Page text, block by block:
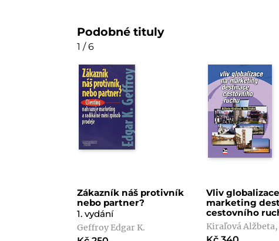
Podobné tituly
1 / 6
Zákazník náš protivník
nebo partner?
1. vydání
Geffroy Edgar K.
Vliv
marketing
cestovního
Kiraľová